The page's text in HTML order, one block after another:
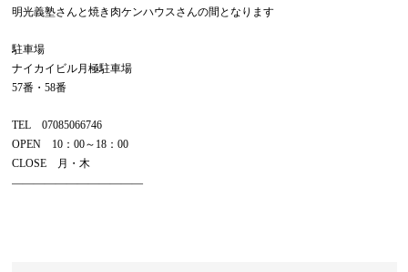
明光義塾さんと焼き肉ケンハウスさんの間となります
駐車場
ナイカイビル月極駐車場
57番・58番
TEL 07085066746
OPEN 10：00～18：00
CLOSE 月・木
————————————